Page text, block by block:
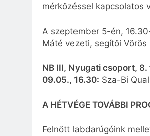
mérkőzéssel kapcsolatos
A szeptember 5-én,
Máté vezeti, segítői
NB III, Nyugati csoport,
09.05., 16.30: Sza-Bi
A HÉTVÉGE TOVÁBBI
Felnőtt labdarúgóink